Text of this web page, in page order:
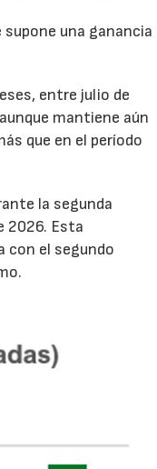
una ganancia
entre julio de
mantiene aún
que en el período
la segunda
2026. Esta
con el segundo